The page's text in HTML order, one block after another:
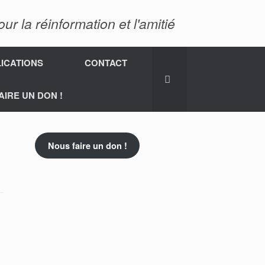
la réinformation et l'amitié
CONTACT
UN DON !
Nous faire un don !